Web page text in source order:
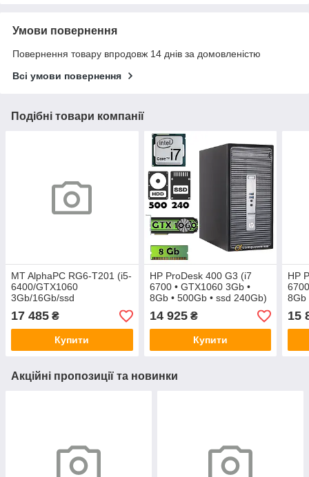
Умови повернення
Повернення товару впродовж 14 днів за домовленістю
Всі умови повернення
Подібні товари компанії
MT AlphaPC RG6-T201 (i5-
6400/GTX1060
3Gb/16Gb/ssd
17 485 ₴
Купити
HP ProDesk 400 G3 (i7
6700 • GTX1060 3Gb •
8Gb • 500Gb • ssd 240Gb)
14 925₴
Купити
HP
8Gb
15
Акційні пропозиції та новинки